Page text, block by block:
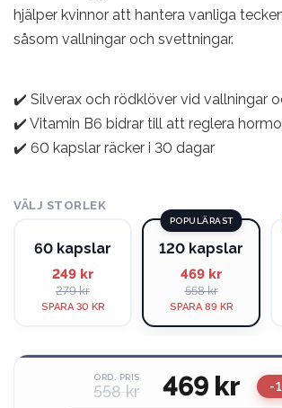
hjälper kvinnor att hantera vanliga
såsom vallningar och svettningar.
✔️ Silverax och rödklöver vid vallningar
✔️ Vitamin B6 bidrar till att reglera
✔️ 60 kapslar räcker i 30 dagar
VÄLJ STORLEK
60 kapslar
249 kr
279 kr
SPARA 30 KR
POPULÄRAST
120 kapslar
469 kr
558 kr
SPARA 89 KR
ORD. PRIS
558 kr 469 kr -